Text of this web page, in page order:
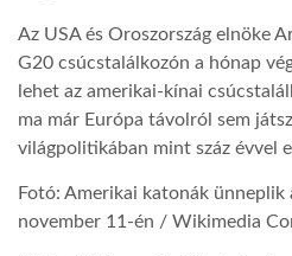
Az USA és Oroszország elnöke
G20 csúcstalálkozón a hónap
lehet az amerikai-kínai
ma már Európa távolról sem
világpolitikában mint száz évvel
Fotó: Amerikai katonák ünneplik
november 11-én / Wikimedia